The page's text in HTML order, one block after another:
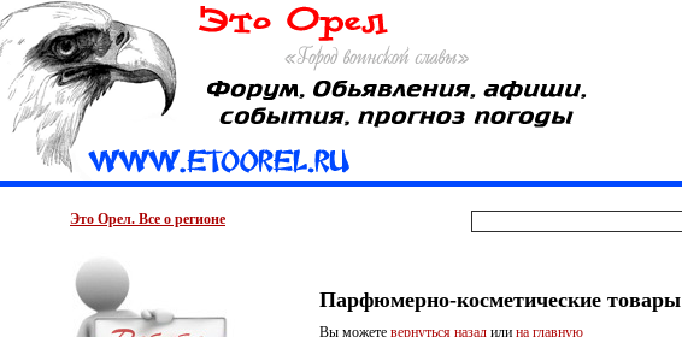
Это Орел. Все о регионе
Парфюмерно-косметические товары
Вы можете вернуться назад или на главную